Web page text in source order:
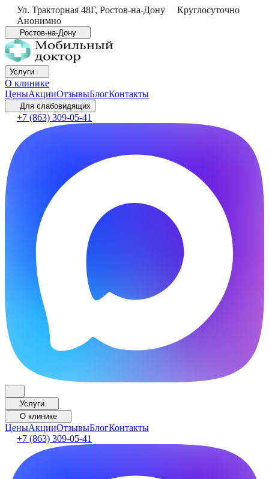
Ул. Тракторная 48Г, Ростов-на-Дону
Круглосуточно
Анонимно
Ростов-на-Дону
Услуги
О клинике
ЦеныАкцииОтзывыБлогКонтакты
Для слабовидящих
+7 (863) 309-05-41
Услуги
О клинике
ЦеныАкцииОтзывыБлогКонтакты
+7 (863) 309-05-41